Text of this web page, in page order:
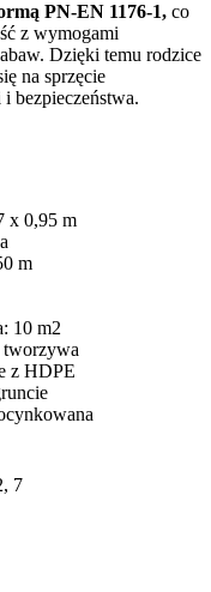
PN-EN 1176-1, co
z wymogami
Dzięki temu rodzice
na sprzęcie
bezpieczeństwa.
x 0,95 m
m
10 m2
z HDPE
7